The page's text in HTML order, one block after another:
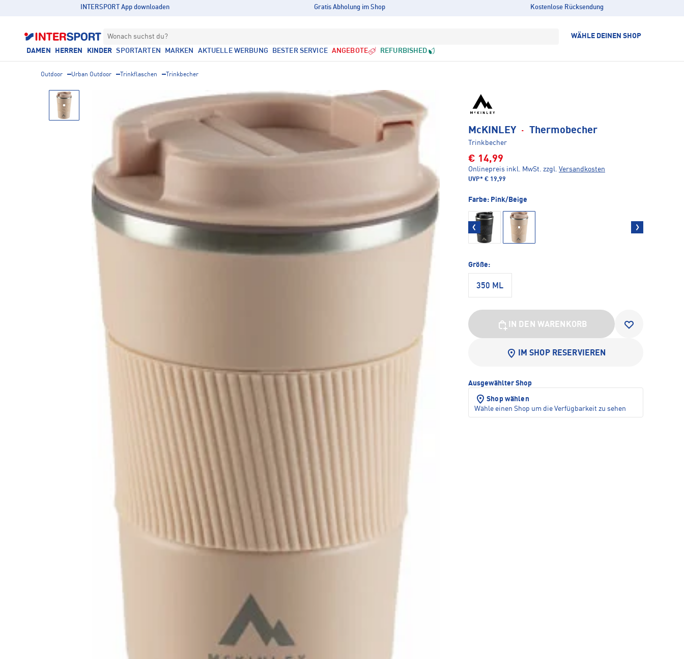
INTERSPORT App downloaden Gratis Abholung im Shop Kostenlose Rücksendung
Wonach suchst du? WÄHLE DEINEN SHOP
DAMEN HERREN KINDER SPORTARTEN MARKEN AKTUELLE WERBUNG BESTER SERVICE ANGEBOTE REFURBISHED
Outdoor Urban Outdoor Trinkflaschen Trinkbecher
McKINLEY · Thermobecher
Trinkbecher
€ 14,99
Onlinepreis inkl. MwSt. zzgl. Versandkosten
UVP* € 19,99
Farbe: Pink/Beige
Größe:
350 ML
IN DEN WARENKORB
IM SHOP RESERVIEREN
Ausgewählter Shop
Shop wählen
Wähle einen Shop um die Verfügbarkeit zu sehen